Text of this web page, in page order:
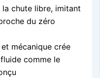
chute libre, imitant
du zéro
mécanique crée
comme le